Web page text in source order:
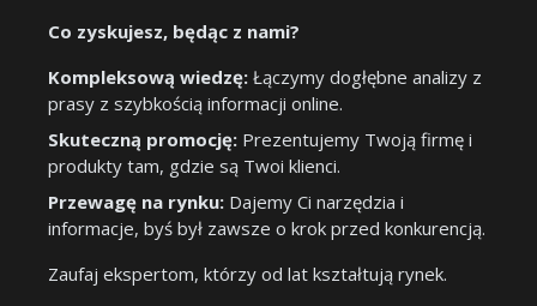
Co zyskujesz, będąc z nami?
Kompleksową wiedzę: Łączymy dogłębne analizy z
prasy z szybkością informacji online.
Skuteczną promocję: Prezentujemy Twoją firmę i
produkty tam, gdzie są Twoi klienci.
Przewagę na rynku: Dajemy Ci narzędzia i
informacje, byś był zawsze o krok przed konkurencją.
Zaufaj ekspertom, którzy od lat kształtują rynek.